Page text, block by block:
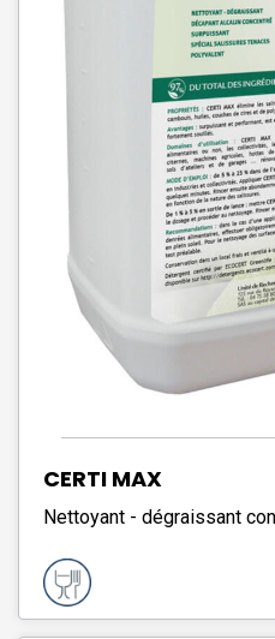
CERTI MAX
Nettoyant - dégraissant